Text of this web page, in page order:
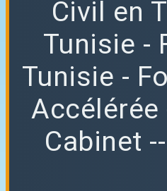
Civil en
Tunisie -
Tunisie -
Accélérée
Cabinet --